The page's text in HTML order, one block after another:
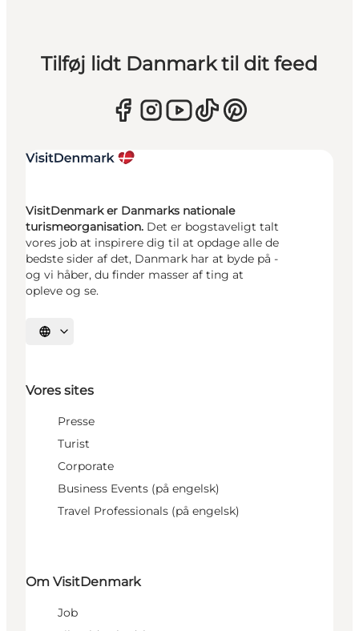
Tilføj lidt Danmark til dit feed
VisitDenmark er Danmarks nationale
turismeorganisation. Det er bogstaveligt talt
vores job at inspirere dig til at opdage alle de
bedste sider af det, Danmark har at byde på -
og vi håber, du finder masser af ting at
opleve og se.
Vælg sprog
Vores sites
Presse
Turist
Corporate
Business Events (på engelsk)
Travel Professionals (på engelsk)
Om VisitDenmark
Job